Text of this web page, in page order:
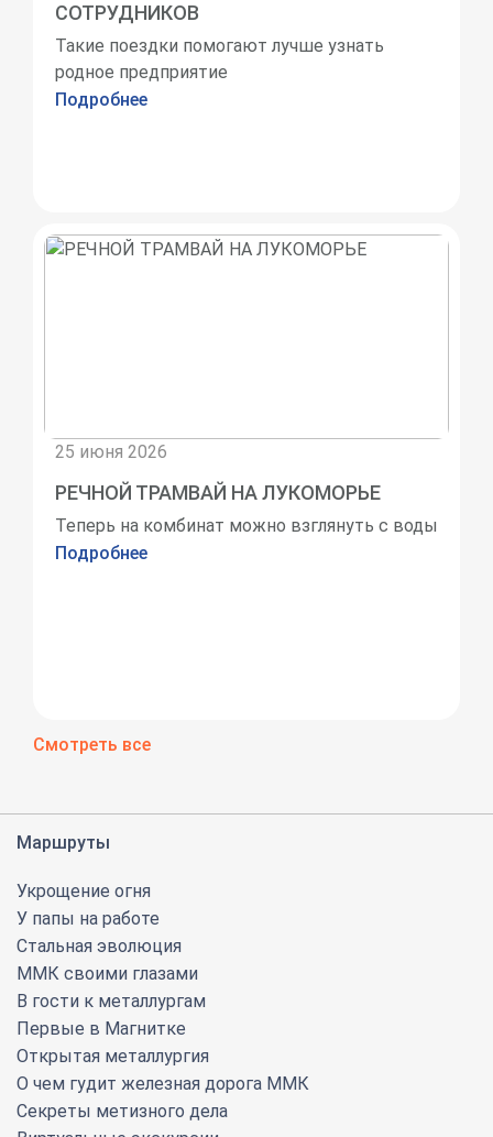
СОТРУДНИКОВ
Такие поездки помогают лучше узнать
родное предприятие
Подробнее
25 июня 2026
РЕЧНОЙ ТРАМВАЙ НА ЛУКОМОРЬЕ
Теперь на комбинат можно взглянуть с воды
Подробнее
Смотреть все
Маршруты
Укрощение огня
У папы на работе
Стальная эволюция
ММК своими глазами
В гости к металлургам
Первые в Магнитке
Открытая металлургия
О чем гудит железная дорога ММК
Секреты метизного дела